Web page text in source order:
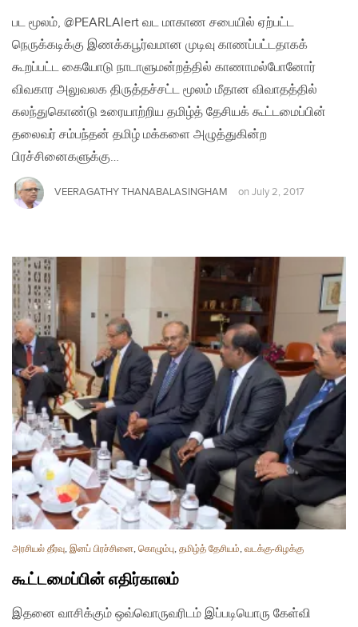
பட மூலம், @PEARLAlert வட மாகாண சபையில் ஏற்பட்ட
நெருக்கடிக்கு இணக்கபூர்வமான முடிவு காணப்பட்டதாகக்
கூறப்பட்ட கையோடு நாடாளுமன்றத்தில் காணாமல்போனோர்
விவகார அலுவலக திருத்தச்சட்ட மூலம் மீதான விவாதத்தில்
கலந்துகொண்டு உரையாற்றிய தமிழ்த் தேசியக் கூட்டமைப்பின்
தலைவர் சம்பந்தன் தமிழ் மக்களை அழுத்துகின்ற
பிரச்சினைகளுக்கு…
VEERAGATHY THANABALASINGHAM on July 2, 2017
அரசியல் தீர்வு, இனப் பிரச்சினை, கொழும்பு, தமிழ்த் தேசியம், வடக்கு-கிழக்கு
கூட்டமைப்பின் எதிர்காலம்
இதனை வாசிக்கும் ஒவ்வொருவரிடம் இப்படியொரு கேள்வி